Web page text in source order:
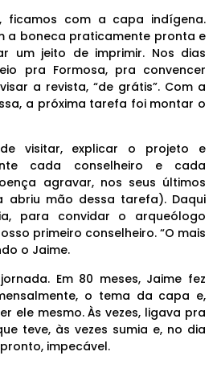
ficamos com a capa indígena.
a boneca praticamente pronta e
um jeito de imprimir. Nos dias
pra Formosa, pra convencer
a revista, “de grátis”. Com a
a próxima tarefa foi montar o
visitar, explicar o projeto e
cada conselheiro e cada
agravar, nos seus últimos
abriu mão dessa tarefa). Daqui
para convidar o arqueólogo
primeiro conselheiro. “O mais
o Jaime.
Em 80 meses, Jaime fez
o tema da capa e,
ele mesmo. Às vezes, ligava pra
teve, às vezes sumia e, no dia
impecável.